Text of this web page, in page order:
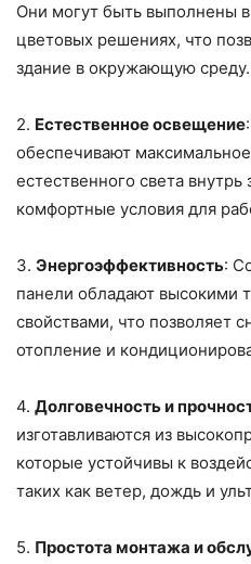
Они могут быть выполнены
цветовых решениях, что
здание в окружающую среду.
2. Естественное освещение
обеспечивают
естественного света внутрь
комфортные условия для
3. Энергоэффективность:
панели обладают высокими
свойствами, что позволяет
отопление и
4. Долговечность и
изготавливаются из
которые устойчивы к
таких как ветер, дождь и
5. Простота монтажа и